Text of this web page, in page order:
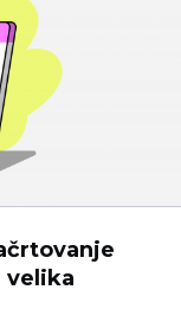
velika